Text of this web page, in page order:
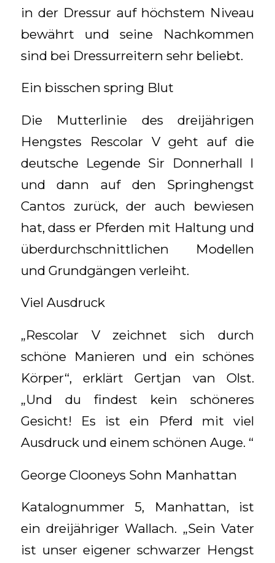
in der Dressur auf höchstem Niveau
bewährt und seine Nachkommen
sind bei Dressurreitern sehr beliebt.
Ein bisschen spring Blut
Die Mutterlinie des dreijährigen
Hengstes Rescolar V geht auf die
deutsche Legende Sir Donnerhall I
und dann auf den Springhengst
Cantos zurück, der auch bewiesen
hat, dass er Pferden mit Haltung und
überdurchschnittlichen Modellen
und Grundgängen verleiht.
Viel Ausdruck
„Rescolar V zeichnet sich durch
schöne Manieren und ein schönes
Körper“, erklärt Gertjan van Olst.
„Und du findest kein schöneres
Gesicht! Es ist ein Pferd mit viel
Ausdruck und einem schönen Auge. “
George Clooneys Sohn Manhattan
Katalognummer 5, Manhattan, ist
ein dreijähriger Wallach. „Sein Vater
ist unser eigener schwarzer Hengst